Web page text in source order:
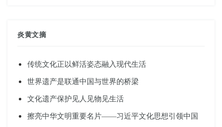
炎黄文摘
传统文化正以鲜活姿态融入现代生活
世界遗产是联通中国与世界的桥梁
文化遗产保护见人见物见生活
擦亮中华文明重要名片——习近平文化思想引领中国